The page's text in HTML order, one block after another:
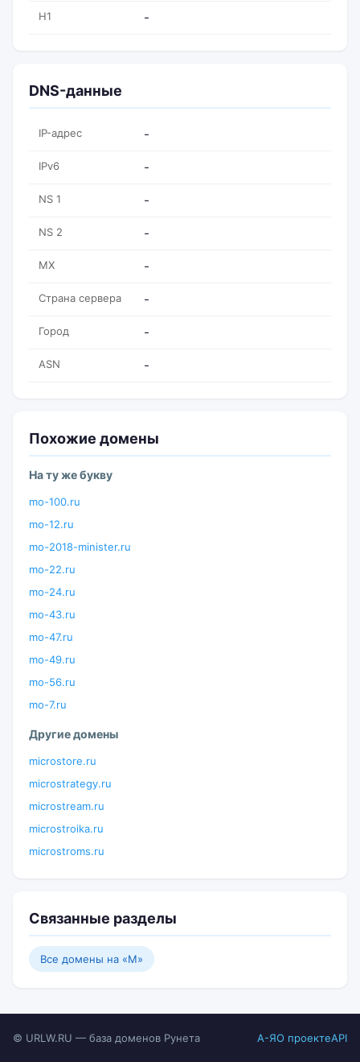
H1 -
DNS-данные
IP-адрес -
IPv6 -
NS 1 -
NS 2 -
MX -
Страна сервера -
Город -
ASN -
Похожие домены
На ту же букву
mo-100.ru
mo-12.ru
mo-2018-minister.ru
mo-22.ru
mo-24.ru
mo-43.ru
mo-47.ru
mo-49.ru
mo-56.ru
mo-7.ru
Другие домены
microstore.ru
microstrategy.ru
microstream.ru
microstroika.ru
microstroms.ru
Связанные разделы
Все домены на «M»
© URLW.RU — база доменов Рунета А-ЯО проектеAPI